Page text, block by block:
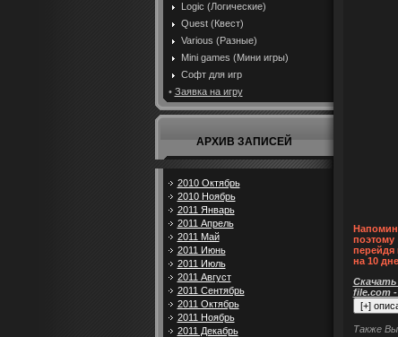
Logic (Логические)
Quest (Квест)
Various (Разные)
Mini games (Мини игры)
Софт для игр
• Заявка на игру
АРХИВ ЗАПИСЕЙ
2010 Октябрь
2010 Ноябрь
2011 Январь
2011 Апрель
2011 Май
2011 Июнь
2011 Июль
2011 Август
2011 Сентябрь
2011 Октябрь
2011 Ноябрь
2011 Декабрь
поэтому
на 10
Скачать
file.com
Также